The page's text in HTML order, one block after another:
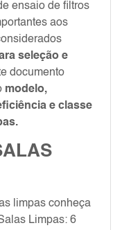
ensaio de filtros
aos
seleção e
documento
modelo,
e classe
limpas conheça
Limpas: 6